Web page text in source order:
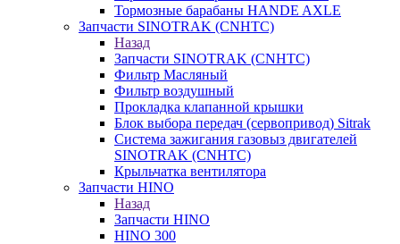
Тормозные барабаны HANDE AXLE
Запчасти SINOTRAK (CNHTC)
Назад
Запчасти SINOTRAK (CNHTC)
Фильтр Масляный
Фильтр воздушный
Прокладка клапанной крышки
Блок выбора передач (сервопривод) Sitrak
Система зажигания газовыз двигателей
SINOTRAK (CNHTC)
Крыльчатка вентилятора
Запчасти HINO
Назад
Запчасти HINO
HINO 300